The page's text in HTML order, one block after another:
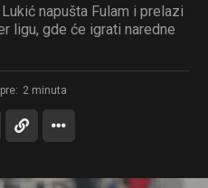
napušta Fulam i prelazi
ligu, gde će igrati naredne
2 minuta